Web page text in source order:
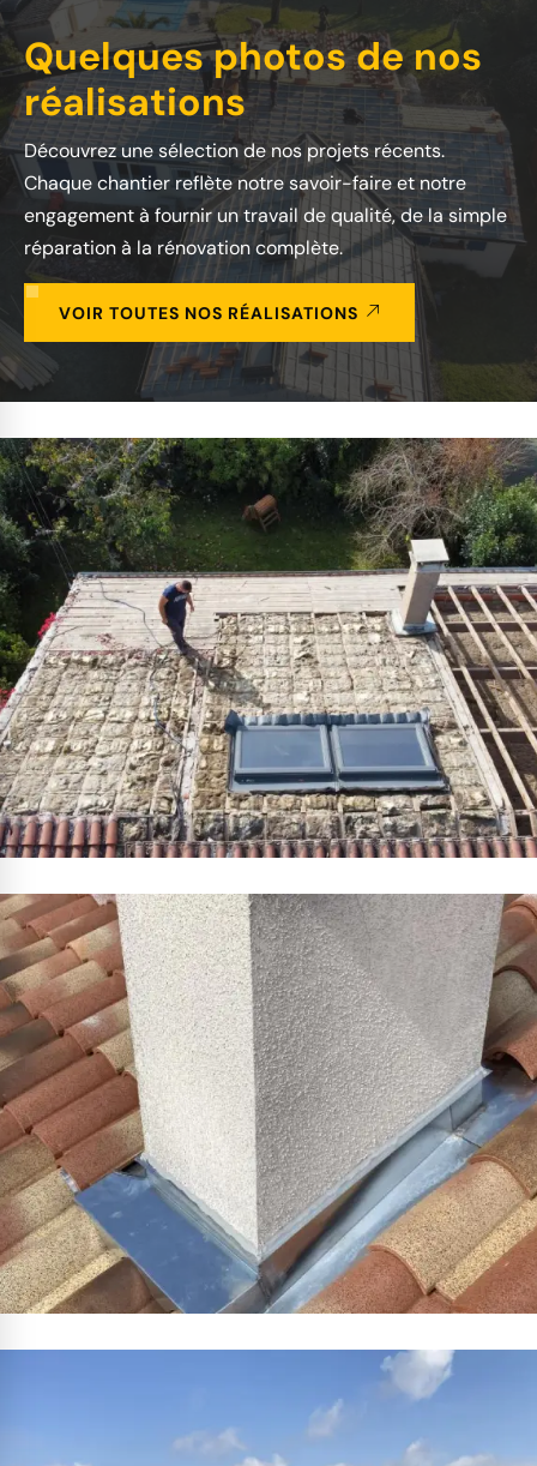
Quelques photos de nos
réalisations
Découvrez une sélection de nos projets récents.
Chaque chantier reflète notre savoir-faire et notre
engagement à fournir un travail de qualité, de la simple
réparation à la rénovation complète.
VOIR TOUTES NOS RÉALISATIONS